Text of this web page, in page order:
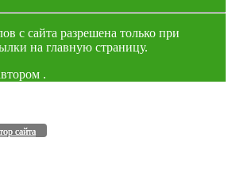
с сайта разрешена только при
на главную страницу.
.
сайта